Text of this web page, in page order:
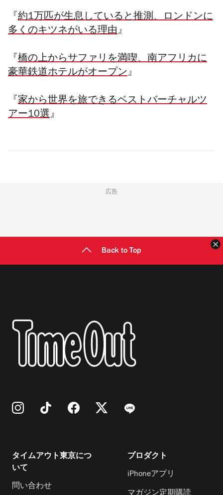
『 約1万匹が生息していると推測、ロンドンに
多くのキツネがいる理由』
『 橋の上からサファリを満喫、南アフリカに
豪華鉄道ホテルがオープン』
『 家から世界を旅できるベストバーチャルツ
アー10選』
広告
Back to Top
タイムアウト東京につ
いて
問い合わせ
プロダクト
iPhoneアプリ
マガジン定期購読